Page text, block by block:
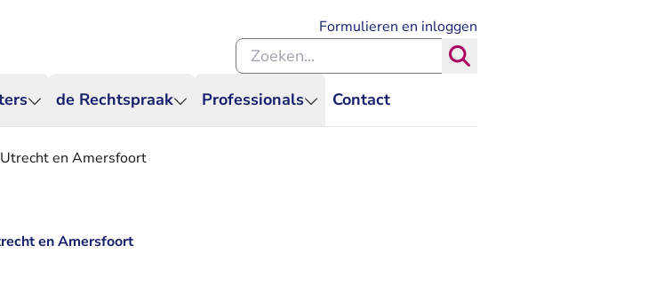
de Rechtspraak Professionals Contact
Formulieren en inloggen
Zoeken binnen de Rechtspraak
en Amersfoort
en Amersfoort